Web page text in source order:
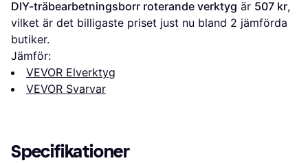
DIY-träbearbetningsborr roterande verktyg är 507 kr,
vilket är det billigaste priset just nu bland 2 jämförda
butiker.
Jämför:
VEVOR Elverktyg
VEVOR Svarvar
Specifikationer